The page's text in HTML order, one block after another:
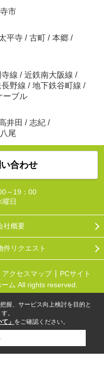
市
平寺 / 古町 / 本郷 /
線 / 近鉄南大阪線 /
野線 / 地下鉄谷町線 /
ーブル
井田 / 志紀 /
八尾
合わせ
～19：00
曜日
社概要
件リクエスト
アクセスマップ
PCサイト
ム All rights reserved.
握、サービス向上検討を目的と
。
」 をご確認ください。